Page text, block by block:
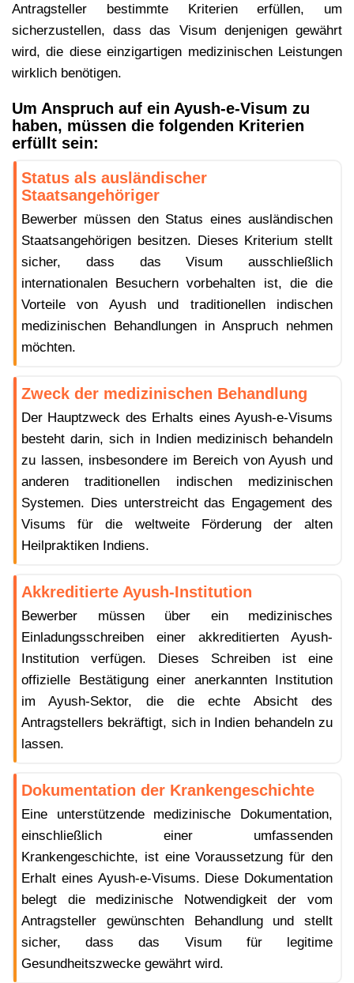
Antragsteller bestimmte Kriterien erfüllen, um
sicherzustellen, dass das Visum denjenigen gewährt
wird, die diese einzigartigen medizinischen Leistungen
wirklich benötigen.
Um Anspruch auf ein Ayush-e-Visum zu
haben, müssen die folgenden Kriterien
erfüllt sein:
Status als ausländischer
Staatsangehöriger
Bewerber müssen den Status eines ausländischen
Staatsangehörigen besitzen. Dieses Kriterium stellt
sicher, dass das Visum ausschließlich
internationalen Besuchern vorbehalten ist, die die
Vorteile von Ayush und traditionellen indischen
medizinischen Behandlungen in Anspruch nehmen
möchten.
Zweck der medizinischen Behandlung
Der Hauptzweck des Erhalts eines Ayush-e-Visums
besteht darin, sich in Indien medizinisch behandeln
zu lassen, insbesondere im Bereich von Ayush und
anderen traditionellen indischen medizinischen
Systemen. Dies unterstreicht das Engagement des
Visums für die weltweite Förderung der alten
Heilpraktiken Indiens.
Akkreditierte Ayush-Institution
Bewerber müssen über ein medizinisches
Einladungsschreiben einer akkreditierten Ayush-
Institution verfügen. Dieses Schreiben ist eine
offizielle Bestätigung einer anerkannten Institution
im Ayush-Sektor, die die echte Absicht des
Antragstellers bekräftigt, sich in Indien behandeln zu
lassen.
Dokumentation der Krankengeschichte
Eine unterstützende medizinische Dokumentation,
einschließlich einer umfassenden
Krankengeschichte, ist eine Voraussetzung für den
Erhalt eines Ayush-e-Visums. Diese Dokumentation
belegt die medizinische Notwendigkeit der vom
Antragsteller gewünschten Behandlung und stellt
sicher, dass das Visum für legitime
Gesundheitszwecke gewährt wird.